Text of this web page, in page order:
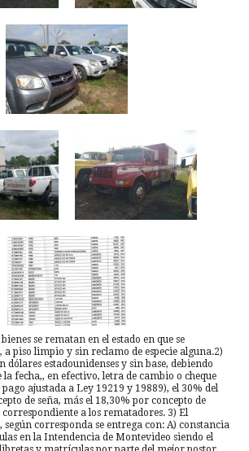
se rematan en el estado en que se
piso limpio y sin reclamo de especie alguna.2)
dólares estadounidenses y sin base, debiendo
fecha,, en efectivo, letra de cambio o cheque
ajustada a Ley 19219 y 19889), el 30% del
de seña, más el 18,30% por concepto de
a los rematadores. 3) El
según corresponda se entrega con: A) constancia
en la Intendencia de Montevideo siendo el